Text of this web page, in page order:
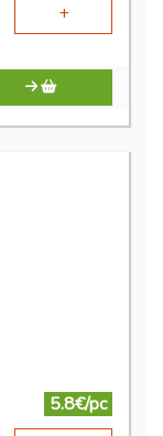
+
5.8€/pc